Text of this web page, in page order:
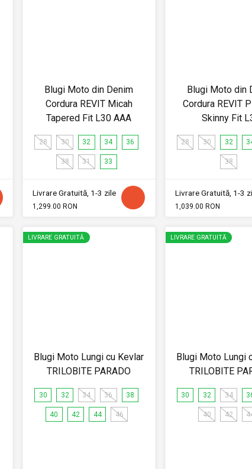
Blugi Moto din Denim
Cordura REVIT Micah
Tapered Fit L30 AAA
28 30 32 34 36
38 31 33
Livrare Gratuită, 1-3 zile
1,299.00 RON
Blugi Moto din
Cordura REVIT
Skinny Fit
28 30 32
38
Livrare Gratuită, 1-3
1,039.00 RON
LIVRARE GRATUITĂ
Blugi Moto Lungi cu Kevlar
TRILOBITE PARADO
30 32 34 36 38
40 42 44 46
LIVRARE GRATUITĂ
Blugi Moto Lungi
TRILOBITE
30 32 34
40 42